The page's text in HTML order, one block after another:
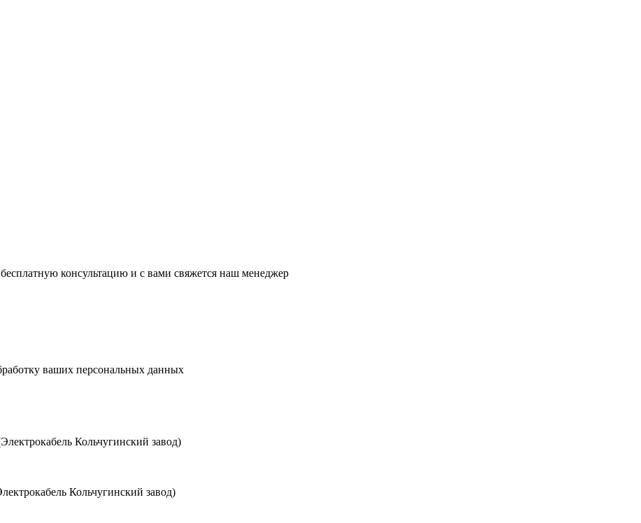
консультацию и с вами свяжется наш менеджер
ваших персональных данных
Кольчугинский завод)
Кольчугинский завод)